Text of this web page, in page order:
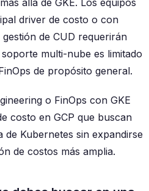
driver de costo o con
de CUD requerirán
multi-nube es limitado
de propósito general.
o FinOps con GKE
costo en GCP que buscan
de Kubernetes sin expandirse
de costos más amplia.